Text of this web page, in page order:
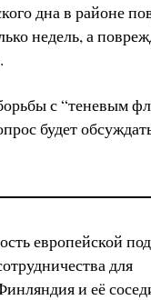
дна в районе
недель, а
с “теневым
будет
европейской
для
и её